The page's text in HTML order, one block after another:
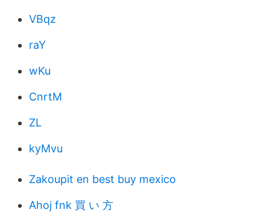
VBqz
raY
wKu
CnrtM
ZL
kyMvu
Zakoupit en best buy mexico
Ahoj fnk 買 い 方